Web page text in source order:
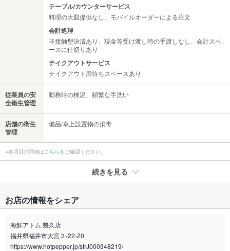
テーブル/カウンターサービス
料理の大皿提供なし、モバイルオーダーによる注文
会計処理
非接触型決済あり、現金等受け渡し時の手渡しなし、会計スペ
ースに仕切りあり
テイクアウトサービス
テイクアウト用待ちスペースあり
従業員の安
全衛生管理
勤務時の検温、頻繁な手洗い
店舗の衛生
管理
備品/卓上設置物の消毒
※各項目の詳細は こちらをご確認ください。
続きを見る
禁煙・喫煙
全席禁煙
喫煙専用室 なし
お店の情報をシェア
海鮮アトム 幾久店
福井県福井市大宮２-22-20
https://www.hotpepper.jp/strJ000348219/